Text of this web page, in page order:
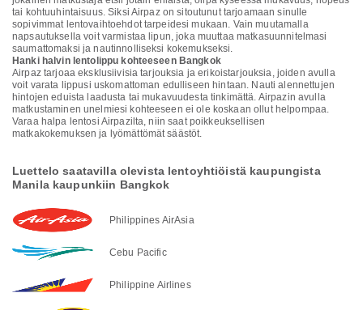
tai kohtuuhintaisuus. Siksi Airpaz on sitoutunut tarjoamaan sinulle
sopivimmat lentovaihtoehdot tarpeidesi mukaan. Vain muutamalla
napsautuksella voit varmistaa lipun, joka muuttaa matkasuunnitelmasi
saumattomaksi ja nautinnolliseksi kokemukseksi.
Hanki halvin lentolippu kohteeseen Bangkok
Airpaz tarjoaa eksklusiivisia tarjouksia ja erikoistarjouksia, joiden avulla
voit varata lippusi uskomattoman edulliseen hintaan. Nauti alennettujen
hintojen eduista laadusta tai mukavuudesta tinkimättä. Airpazin avulla
matkustaminen unelmiesi kohteeseen ei ole koskaan ollut helpompaa.
Varaa halpa lentosi Airpazilta, niin saat poikkeuksellisen
matkakokemuksen ja lyömättömät säästöt.
Luettelo saatavilla olevista lentoyhtiöistä kaupungista
Manila kaupunkiin Bangkok
Philippines AirAsia
Cebu Pacific
Philippine Airlines